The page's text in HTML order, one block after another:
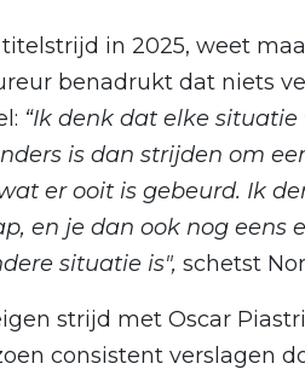
in 2025, weet
benadrukt dat niets
“Ik denk dat elke
is dan strijden om
er ooit is gebeurd. Ik
en je dan ook nog eens
situatie is", schetst
strijd met Oscar
consistent verslagen